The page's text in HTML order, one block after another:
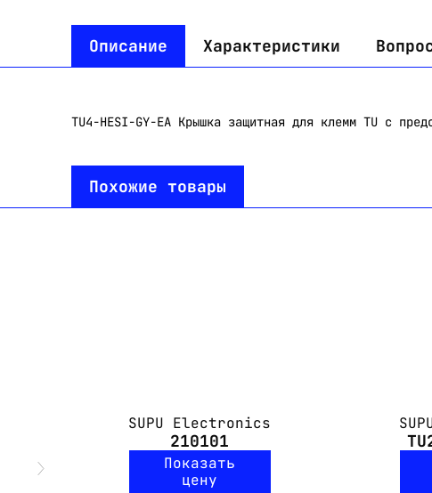
Описание Характеристики
TU4-HESI-GY-EA Крышка защитная для клемм TU с
Похожие товары
SUPU Electronics
210101
Показать
цену